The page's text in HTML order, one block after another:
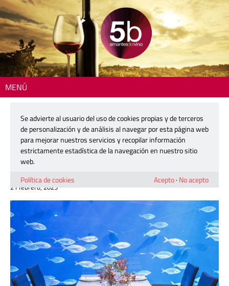
MENÚ
maridaje mediterráneo en el acuario más grande de Europa
Mustiguillo y Restaurante Submarino:
vive un maridaje mediterráneo en el
acuario más grande de Europa
21 febrero, 2025
Se advierte al usuario del uso de cookies propias y de terceros
de personalización y de análisis al navegar por esta página web
para mejorar nuestros servicios y recopilar información
estrictamente estadística de la navegación en nuestro sitio
web.
Política de cookies
Acepto· No acepto